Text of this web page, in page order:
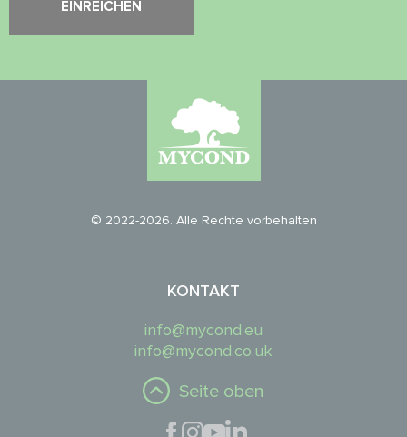
© 2022-2026. Alle Rechte vorbehalten
KONTAKT
info@mycond.eu
info@mycond.co.uk
Seite oben